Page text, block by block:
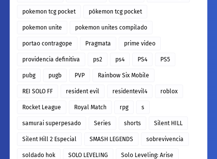
pokemon tcg pocket pókemon tcg pocket
pokemon unite pokemon unites compilado
portao contragope Pragmata prime video
providencia definitiva ps2 ps4 PS4 PS5
pubg pugb PVP Rainbow Six Mobile
REI SOLO FF resident evil residentevil4 roblox
Rocket League Royal Match rpg s
samurai superpesado Series shorts Silent HILL
Silent Hill 2 Especial SMASH LEGENDS sobrevivencia
soldado hok SOLO LEVELING Solo Leveling: Arise